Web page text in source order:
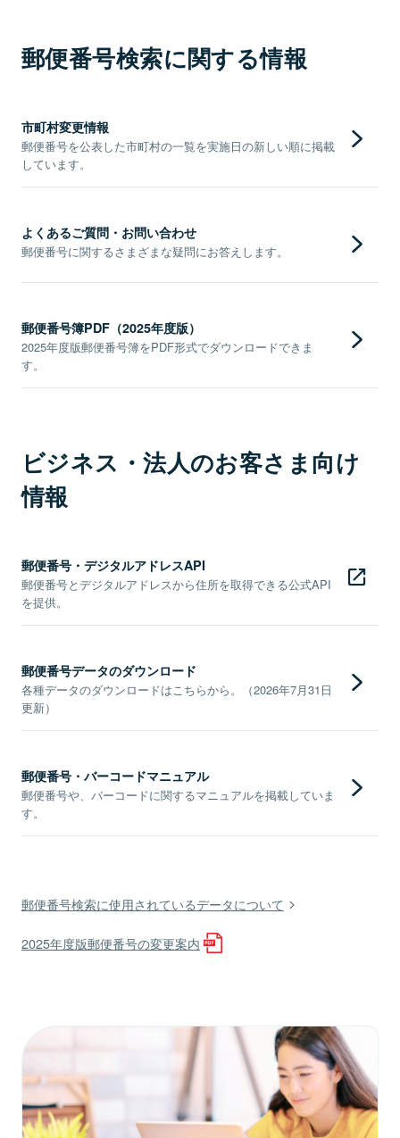
郵便番号検索に関する情報
市町村変更情報
郵便番号を公表した市町村の一覧を実施日の新しい順に掲載
しています。
よくあるご質問・お問い合わせ
郵便番号に関するさまざまな疑問にお答えします。
郵便番号簿PDF（2025年度版）
2025年度版郵便番号簿をPDF形式でダウンロードできま
す。
ビジネス・法人のお客さま向け
情報
郵便番号・デジタルアドレスAPI
郵便番号とデジタルアドレスから住所を取得できる公式API
を提供。
郵便番号データのダウンロード
各種データのダウンロードはこちらから。（2026年7月31日
更新）
郵便番号・バーコードマニュアル
郵便番号や、バーコードに関するマニュアルを掲載していま
す。
郵便番号検索に使用されているデータについて
2025年度版郵便番号の変更案内